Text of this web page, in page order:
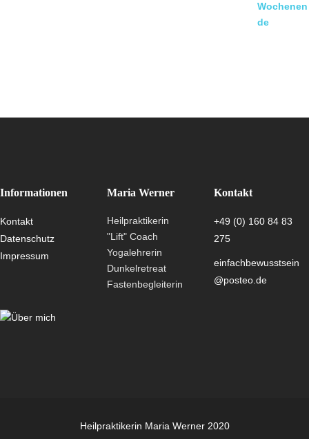
Wochenen
de
Informationen
Kontakt
Datenschutz
Impressum
Maria Werner
Heilpraktikerin
"Lift" Coach
Yogalehrerin
Dunkelretreat
Fastenbegleiterin
Kontakt
+49 (0) 160 84 83
275
einfachbewusstsein
@posteo.de
Heilpraktikerin Maria Werner 2020